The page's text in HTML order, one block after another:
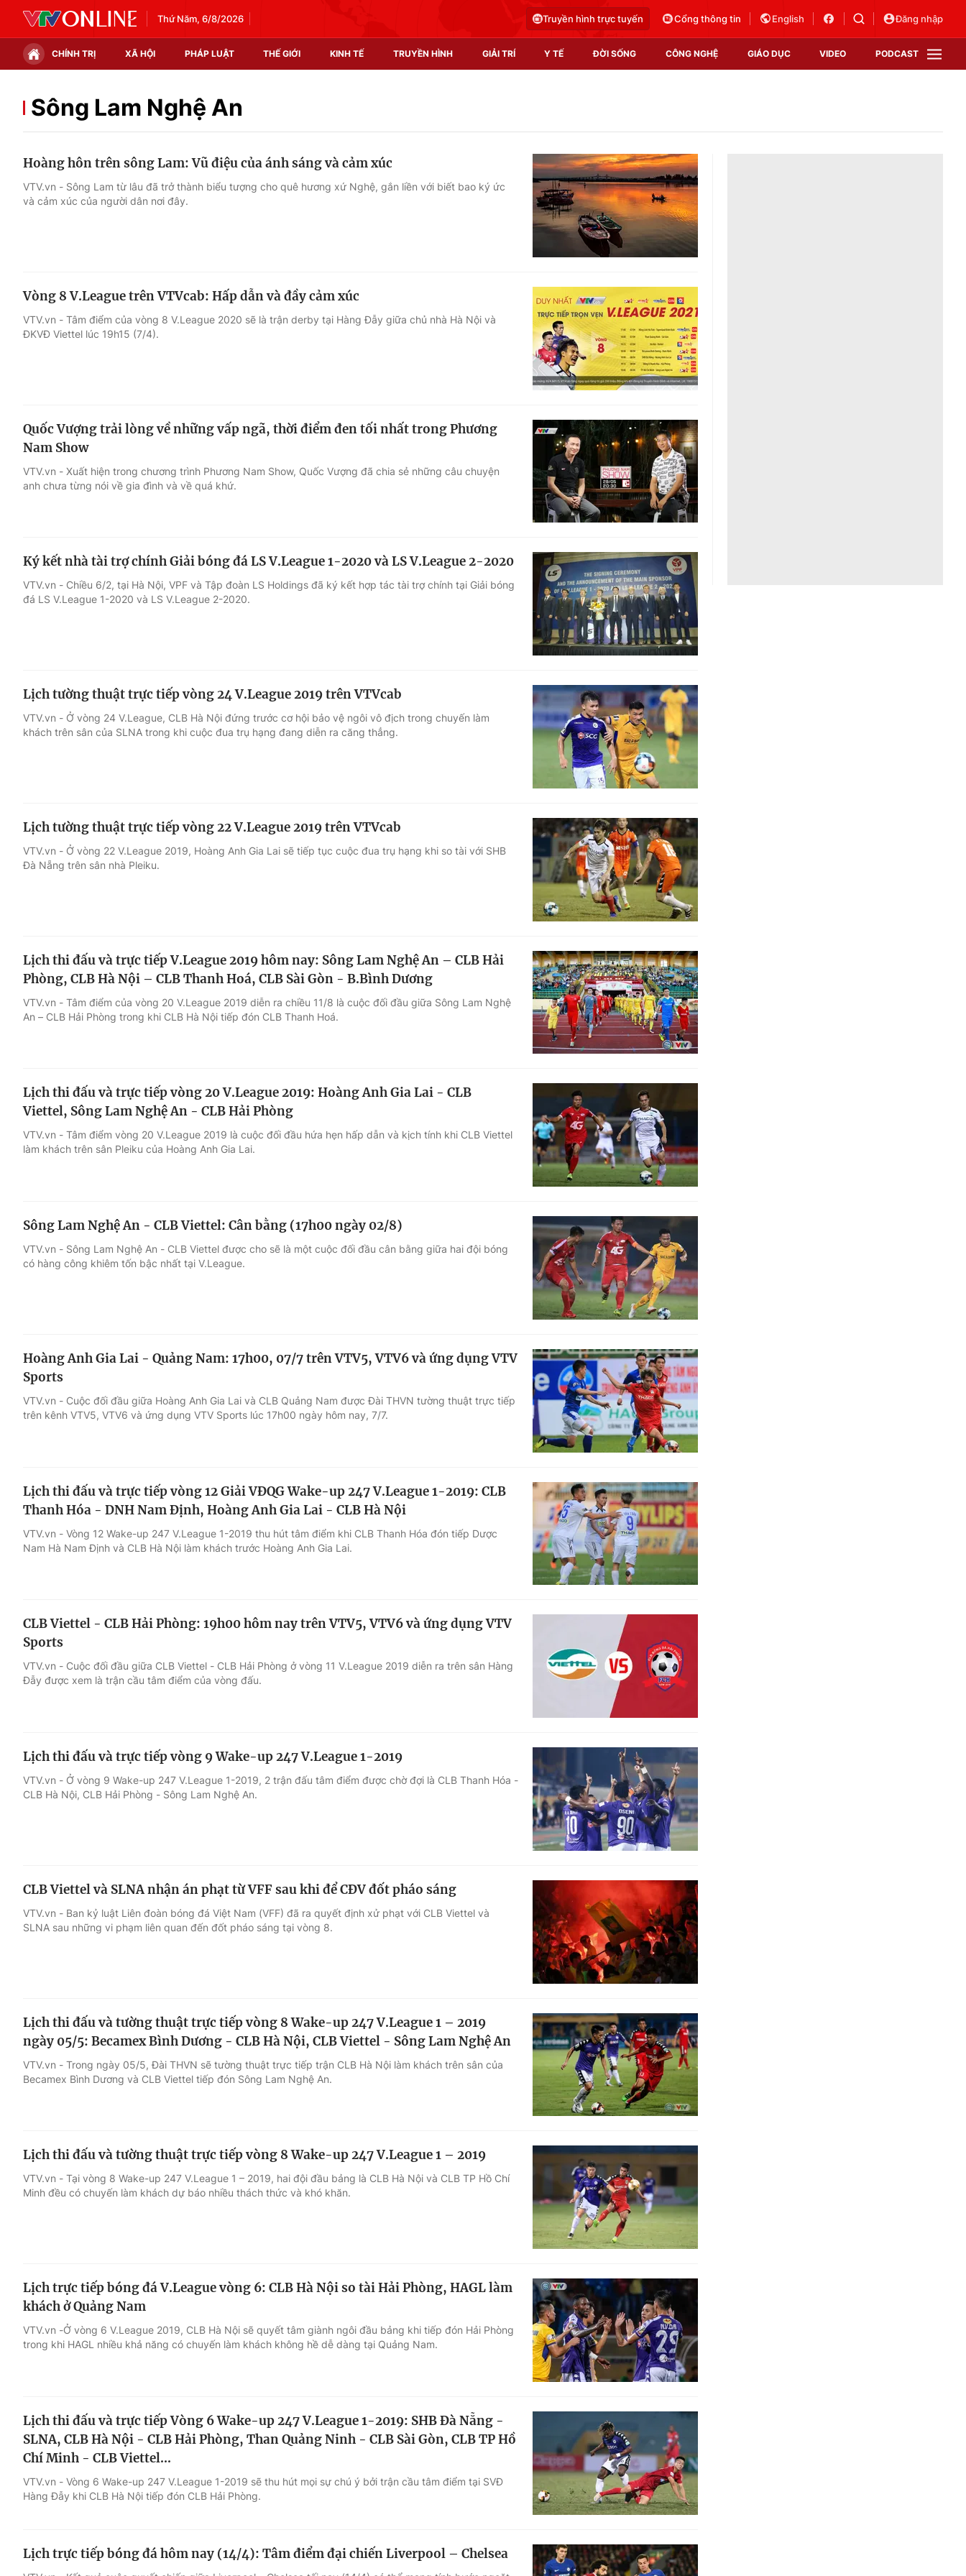
Thứ Năm, 6/8/2026 Truyền hình trực tuyến Cổng thông tin English Đăng nhập
CHÍNH TRỊ XÃ HỘI PHÁP LUẬT THẾ GIỚI KINH TẾ TRUYỀN HÌNH GIẢI TRÍ Y TẾ ĐỜI SỐNG CÔNG NGHỆ GIÁO DỤC VIDEO PODCAST
Chính trị Xã hội
Thế giới đó đây
Video
Shorts video
Podcast
EMagazine
Photo
Infographic
Góc ảnh
Điện ảnh
Âm nhạc
Sao
Du lịch
Chất lượng cuộc sống
Tuyển sinh
Công nghệ
Hitech Công nghệ tương lai
Sản phẩm
Thị trường
Tư vấn
VTV Sức khoẻ
Sông Lam Nghệ An
Hoàng hôn trên sông Lam: Vũ điệu của ánh sáng và cảm xúc
VTV.vn - Sông Lam từ lâu đã trở thành biểu tượng cho quê hương xứ Nghệ, gắn liền với biết bao ký ức
và cảm xúc của người dân nơi đây.
Vòng 8 V.League trên VTVcab: Hấp dẫn và đầy cảm xúc
VTV.vn - Tâm điểm của vòng 8 V.League 2020 sẽ là trận derby tại Hàng Đẫy giữa chủ nhà Hà Nội và
ĐKVĐ Viettel lúc 19h15 (7/4).
Quốc Vượng trải lòng về những vấp ngã, thời điểm đen tối nhất trong Phương
Nam Show
VTV.vn - Xuất hiện trong chương trình Phương Nam Show, Quốc Vượng đã chia sẻ những câu chuyện
anh chưa từng nói về gia đình và về quá khứ.
Ký kết nhà tài trợ chính Giải bóng đá LS V.League 1-2020 và LS V.League 2-2020
VTV.vn - Chiều 6/2, tại Hà Nội, VPF và Tập đoàn LS Holdings đã ký kết hợp tác tài trợ chính tại Giải bóng
đá LS V.League 1-2020 và LS V.League 2-2020.
Lịch tường thuật trực tiếp vòng 24 V.League 2019 trên VTVcab
VTV.vn - Ở vòng 24 V.League, CLB Hà Nội đứng trước cơ hội bảo vệ ngôi vô địch trong chuyến làm
khách trên sân của SLNA trong khi cuộc đua trụ hạng đang diễn ra căng thẳng.
Lịch tường thuật trực tiếp vòng 22 V.League 2019 trên VTVcab
VTV.vn - Ở vòng 22 V.League 2019, Hoàng Anh Gia Lai sẽ tiếp tục cuộc đua trụ hạng khi so tài với SHB
Đà Nẵng trên sân nhà Pleiku.
Lịch thi đấu và trực tiếp V.League 2019 hôm nay: Sông Lam Nghệ An – CLB Hải
Phòng, CLB Hà Nội – CLB Thanh Hoá, CLB Sài Gòn - B.Bình Dương
VTV.vn - Tâm điểm của vòng 20 V.League 2019 diễn ra chiều 11/8 là cuộc đối đầu giữa Sông Lam Nghệ
An – CLB Hải Phòng trong khi CLB Hà Nội tiếp đón CLB Thanh Hoá.
Lịch thi đấu và trực tiếp vòng 20 V.League 2019: Hoàng Anh Gia Lai - CLB
Viettel, Sông Lam Nghệ An - CLB Hải Phòng
VTV.vn - Tâm điểm vòng 20 V.League 2019 là cuộc đối đầu hứa hẹn hấp dẫn và kịch tính khi CLB Viettel
làm khách trên sân Pleiku của Hoàng Anh Gia Lai.
Sông Lam Nghệ An - CLB Viettel: Cân bằng (17h00 ngày 02/8)
VTV.vn - Sông Lam Nghệ An - CLB Viettel được cho sẽ là một cuộc đối đầu cân bằng giữa hai đội bóng
có hàng công khiêm tốn bậc nhất tại V.League.
Hoàng Anh Gia Lai - Quảng Nam: 17h00, 07/7 trên VTV5, VTV6 và ứng dụng VTV
Sports
VTV.vn - Cuộc đối đầu giữa Hoàng Anh Gia Lai và CLB Quảng Nam được Đài THVN tường thuật trực tiếp
trên kênh VTV5, VTV6 và ứng dụng VTV Sports lúc 17h00 ngày hôm nay, 7/7.
Lịch thi đấu và trực tiếp vòng 12 Giải VĐQG Wake-up 247 V.League 1-2019: CLB
Thanh Hóa - DNH Nam Định, Hoàng Anh Gia Lai - CLB Hà Nội
VTV.vn - Vòng 12 Wake-up 247 V.League 1-2019 thu hút tâm điểm khi CLB Thanh Hóa đón tiếp Dược
Nam Hà Nam Định và CLB Hà Nội làm khách trước Hoàng Anh Gia Lai.
CLB Viettel - CLB Hải Phòng: 19h00 hôm nay trên VTV5, VTV6 và ứng dụng VTV
Sports
VTV.vn - Cuộc đối đầu giữa CLB Viettel - CLB Hải Phòng ở vòng 11 V.League 2019 diễn ra trên sân Hàng
Đẫy được xem là trận cầu tâm điểm của vòng đấu.
Lịch thi đấu và trực tiếp vòng 9 Wake-up 247 V.League 1-2019
VTV.vn - Ở vòng 9 Wake-up 247 V.League 1-2019, 2 trận đấu tâm điểm được chờ đợi là CLB Thanh Hóa -
CLB Hà Nội, CLB Hải Phòng - Sông Lam Nghệ An.
CLB Viettel và SLNA nhận án phạt từ VFF sau khi để CĐV đốt pháo sáng
VTV.vn - Ban kỷ luật Liên đoàn bóng đá Việt Nam (VFF) đã ra quyết định xử phạt với CLB Viettel và
SLNA sau những vi phạm liên quan đến đốt pháo sáng tại vòng 8.
Lịch thi đấu và tường thuật trực tiếp vòng 8 Wake-up 247 V.League 1 – 2019
ngày 05/5: Becamex Bình Dương - CLB Hà Nội, CLB Viettel - Sông Lam Nghệ An
VTV.vn - Trong ngày 05/5, Đài THVN sẽ tường thuật trực tiếp trận CLB Hà Nội làm khách trên sân của
Becamex Bình Dương và CLB Viettel tiếp đón Sông Lam Nghệ An.
Lịch thi đấu và tường thuật trực tiếp vòng 8 Wake-up 247 V.League 1 – 2019
VTV.vn - Tại vòng 8 Wake-up 247 V.League 1 – 2019, hai đội đầu bảng là CLB Hà Nội và CLB TP Hồ Chí
Minh đều có chuyến làm khách dự báo nhiều thách thức và khó khăn.
Lịch trực tiếp bóng đá V.League vòng 6: CLB Hà Nội so tài Hải Phòng, HAGL làm
khách ở Quảng Nam
VTV.vn -Ở vòng 6 V.League 2019, CLB Hà Nội sẽ quyết tâm giành ngôi đầu bảng khi tiếp đón Hải Phòng
trong khi HAGL nhiều khả năng có chuyến làm khách không hề dễ dàng tại Quảng Nam.
Lịch thi đấu và trực tiếp Vòng 6 Wake-up 247 V.League 1-2019: SHB Đà Nẵng -
SLNA, CLB Hà Nội - CLB Hải Phòng, Than Quảng Ninh - CLB Sài Gòn, CLB TP Hồ
Chí Minh - CLB Viettel...
VTV.vn - Vòng 6 Wake-up 247 V.League 1-2019 sẽ thu hút mọi sự chú ý bởi trận cầu tâm điểm tại SVĐ
Hàng Đẫy khi CLB Hà Nội tiếp đón CLB Hải Phòng.
Lịch trực tiếp bóng đá hôm nay (14/4): Tâm điểm đại chiến Liverpool – Chelsea